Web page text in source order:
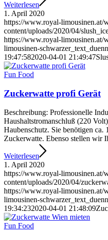
Weiterlesen
1. April 2020
https://www.royal-limousinen.at/
content/uploads/2020/04/
https://www.royal-limousinen.at/
limousinen-
19:47:582020-04-01 21:49:47
Fun Food
Zuckerwatte profi Gerät
Beschreibung: Professionelle
Haushaltstromanschluß (220
Haubenschutz. Sie benötigen
Zuckerwatte. Ebenso stellen wir
Weiterlesen
1. April 2020
https://www.royal-limousinen.at/
content/uploads/2020/04/
https://www.royal-limousinen.at/
limousinen-
19:34:232020-04-01 21:48:09
Fun Food